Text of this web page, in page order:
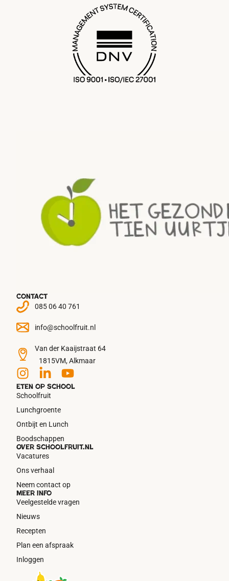
Eten op school
Schoolfruit
Lunchgroente
Ontbijt en Lunch
Boodschappen
Meer info
Veelgestelde vragen
Nieuws
Recepten
Plan een afspraak
Inloggen
Over schoolfruit.nl
Vacatures
Ons verhaal
Neem contact op
Contact
085 06 40 761
info@schoolfruit.nl
Van der Kaaijstraat 64
1815VM, Alkmaar